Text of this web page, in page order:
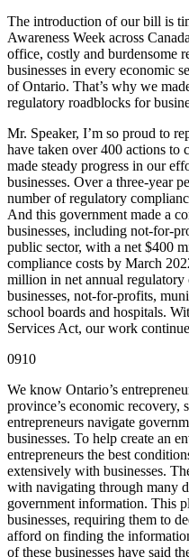
The introduction of our bill is
Awareness Week across
office, costly and burdensome
businesses in every economic
of Ontario. That’s why we
regulatory roadblocks for
Mr. Speaker, I’m so proud to
have taken over 400 actions to
made steady progress in our
businesses. Over a three-year
number of regulatory
And this government made a
businesses, including not-for-
public sector, with a net $400
compliance costs by March
million in net annual regulatory
businesses, not-for-profits,
school boards and hospitals.
Services Act, our work
0910
We know Ontario’s
province’s economic recovery,
entrepreneurs navigate
businesses. To help create an
entrepreneurs the best
extensively with businesses.
with navigating through many
government information. This
businesses, requiring them to
afford on finding the
of these businesses have said